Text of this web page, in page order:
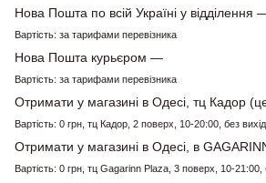
Нова Пошта по всій Україні у відділення
Вартість: за тарифами перевізника
Нова Пошта курьєром —
Вартість: за тарифами перевізника
Отримати у магазині в Одесі, тц Кадор
Вартість: 0 грн, тц Кадор, 2 поверх, 10-20:00, без
Отримати у магазині в Одесі, в
Вартість: 0 грн, тц Gagarinn Plaza, 3 поверх, 10-21:00,